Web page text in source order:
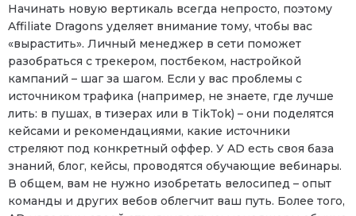
Начинать новую вертикаль всегда непросто, поэтому
Affiliate Dragons уделяет внимание тому, чтобы вас
«вырастить». Личный менеджер в сети поможет
разобраться с трекером, постбеком, настройкой
кампаний – шаг за шагом. Если у вас проблемы с
источником трафика (например, не знаете, где лучше
лить: в пушах, в тизерах или в TikTok) – они поделятся
кейсами и рекомендациями, какие источники
стреляют под конкретный оффер. У AD есть своя база
знаний, блог, кейсы, проводятся обучающие вебинары.
В общем, вам не нужно изобретать велосипед – опыт
команды и других вебов облегчит ваш путь. Более того,